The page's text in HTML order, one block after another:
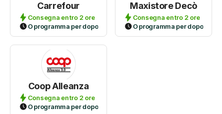
Carrefour
Consegna entro 2 ore
O programma per dopo
Maxistore Decò
Consegna entro 2 ore
O programma per dopo
Coop Alleanza
Consegna entro 2 ore
O programma per dopo